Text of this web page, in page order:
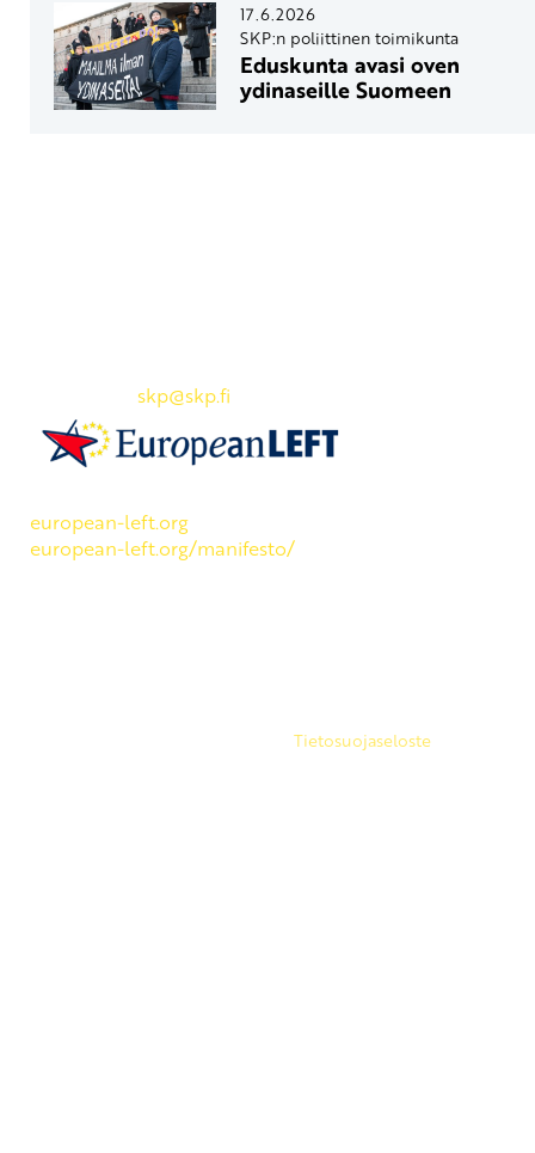
17.6.2026
SKP:n poliittinen toimikunta
Eduskunta avasi oven
ydinaseille Suomeen
skp@skp.fi
european-left.org
european-left.org/manifesto/
Tietosuojaseloste